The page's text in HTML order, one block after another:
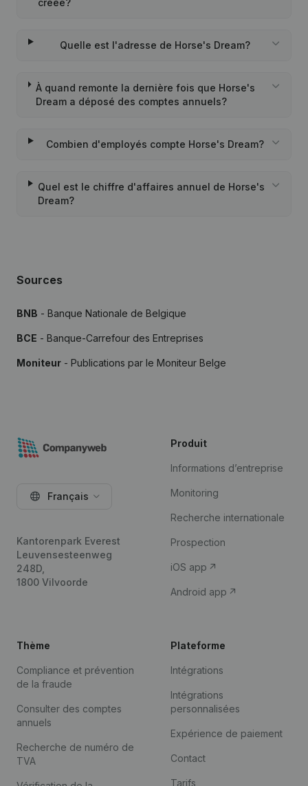
créée?
Quelle est l'adresse de Horse's Dream?
À quand remonte la dernière fois que Horse's
Dream a déposé des comptes annuels?
Combien d'employés compte Horse's Dream?
Quel est le chiffre d'affaires annuel de Horse's
Dream?
Sources
BNB - Banque Nationale de Belgique
BCE - Banque-Carrefour des Entreprises
Moniteur - Publications par le Moniteur Belge
Français
Kantorenpark Everest
Leuvensesteenweg
248D,
1800 Vilvoorde
Produit
Informations d’entreprise
Monitoring
Recherche internationale
Prospection
iOS app
Android app
Thème
Compliance et prévention
de la fraude
Consulter des comptes
annuels
Recherche de numéro de
TVA
Plateforme
Intégrations
Intégrations
personnalisées
Expérience de paiement
Contact
Tarifs